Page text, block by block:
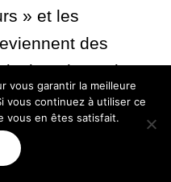
» et les
des
incitant les artistes
Cette
plus flexible
vous garantir la meilleure
vous continuez à utiliser ce
vous en êtes satisfait.